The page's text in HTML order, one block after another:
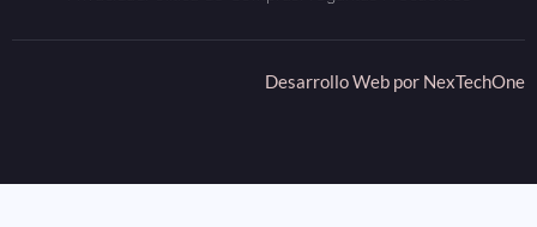
Desarrollo Web por NexTechOne